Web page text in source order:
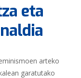
eta
arteko
garatutako